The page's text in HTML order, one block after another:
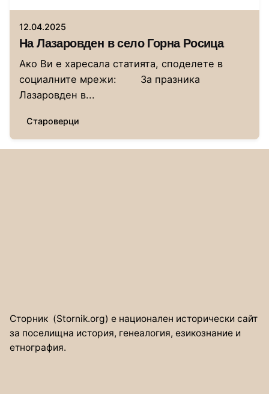
12.04.2025
На Лазаровден в село Горна Росица
Ако Ви е харесала статията, споделете в
социалните мрежи: За празника
Лазаровден в...
Староверци
Сторник (Stornik.org) е национален исторически сайт
за поселищна история, генеалогия, езикознание и
етнография.